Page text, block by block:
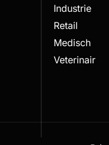
Industrie
Retail
Medisch
Veterinair